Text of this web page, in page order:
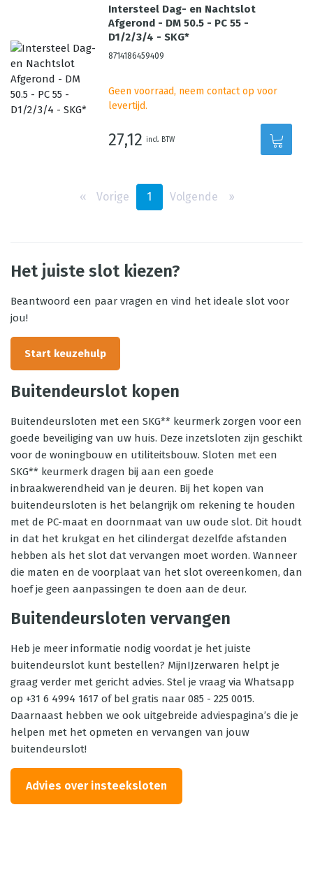
Intersteel Dag- en Nachtslot
Afgerond - DM 50.5 - PC 55 -
D1/2/3/4 - SKG*
8714186459409
Geen voorraad, neem contact op voor
levertijd.
27,12 incl. BTW
‹‹ Vorige 1 Volgende ››
Het juiste slot kiezen?
Beantwoord een paar vragen en vind het ideale slot voor
jou!
Start keuzehulp
Buitendeurslot kopen
Buitendeursloten met een SKG** keurmerk zorgen voor een
goede beveiliging van uw huis. Deze inzetsloten zijn geschikt
voor de woningbouw en utiliteitsbouw. Sloten met een
SKG** keurmerk dragen bij aan een goede
inbraakwerendheid van je deuren. Bij het kopen van
buitendeursloten is het belangrijk om rekening te houden
met de PC-maat en doornmaat van uw oude slot. Dit houdt
in dat het krukgat en het cilindergat dezelfde afstanden
hebben als het slot dat vervangen moet worden. Wanneer
die maten en de voorplaat van het slot overeenkomen, dan
hoef je geen aanpassingen te doen aan de deur.
Buitendeursloten vervangen
Heb je meer informatie nodig voordat je het juiste
buitendeurslot kunt bestellen? MijnIJzerwaren helpt je
graag verder met gericht advies. Stel je vraag via Whatsapp
op +31 6 4994 1617 of bel gratis naar 085 - 225 0015.
Daarnaast hebben we ook uitgebreide adviespagina’s die je
helpen met het opmeten en vervangen van jouw
buitendeurslot!
Advies over insteeksloten